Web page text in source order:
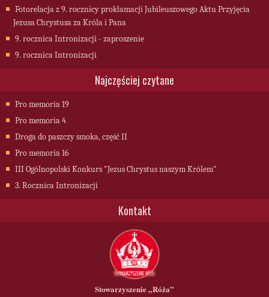
Fotorelacja z 9. rocznicy proklamacji Jubileuszowego Aktu Przyjęcia
Jezusa Chrystusa za Króla i Pana
9. rocznica Intronizacji - zaproszenie
9. rocznica Intronizacji
Najczęściej czytane
Pro memoria 19
Pro memoria 4
Droga do paszczy smoka, część II
Pro memoria 16
III Ogólnopolski Konkurs "Jezus Chrystus naszym Królem"
3. Rocznica Intronizacji
Kontakt
Stowarzyszenie„Róża”